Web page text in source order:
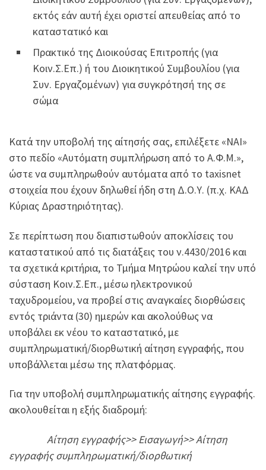
εκτός εάν αυτή έχει οριστεί απευθείας από το
καταστατικό και
Πρακτικό της Διοικούσας Επιτροπής (για
Κοιν.Σ.Επ.) ή του Διοικητικού Συμβουλίου (για
Συν. Εργαζομένων) για συγκρότησή της σε
σώμα
Κατά την υποβολή της αίτησής σας, επιλέξετε «ΝΑΙ»
στο πεδίο «Αυτόματη συμπλήρωση από το Α.Φ.Μ.»,
ώστε να συμπληρωθούν αυτόματα από το taxisnet
στοιχεία που έχουν δηλωθεί ήδη στη Δ.Ο.Υ. (π.χ. ΚΑΔ
Κύριας Δραστηριότητας).
Σε περίπτωση που διαπιστωθούν αποκλίσεις του
καταστατικού από τις διατάξεις του ν.4430/2016 και
τα σχετικά κριτήρια, το Τμήμα Μητρώου καλεί την υπό
σύσταση Κοιν.Σ.Επ., μέσω ηλεκτρονικού
ταχυδρομείου, να προβεί στις αναγκαίες διορθώσεις
εντός τριάντα (30) ημερών και ακολούθως να
υποβάλει εκ νέου το καταστατικό, με
συμπληρωματική/διορθωτική αίτηση εγγραφής, που
υποβάλλεται μέσω της πλατφόρμας.
Για την υποβολή συμπληρωματικής αίτησης εγγραφής.
ακολουθείται η εξής διαδρομή:
Αίτηση εγγραφής>> Εισαγωγή>> Αίτηση
εγγραφής συμπληρωματική/διορθωτική